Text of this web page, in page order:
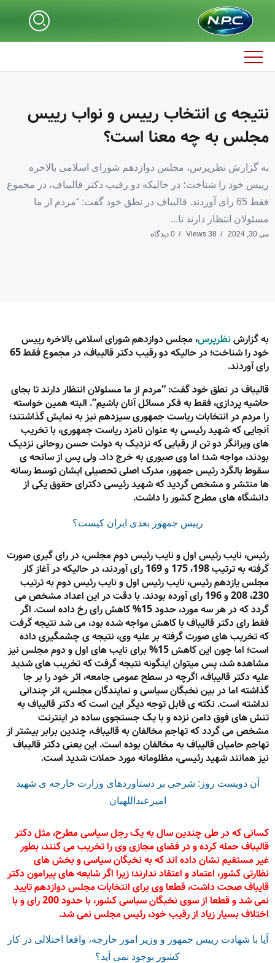
نتیجه ی انتخاب رییس و نواب رییس
مجلس به چه معنا است؟
به گزارش نظرپرس، مجلس دوازدهم شورای اسلامی بالاخره
رییس خود را شناخت؛ در حالیکه دو رقیب دکتر قالیباف، در مجموع
فقط 65 رای آوردند. قالیباف در نطق خود گفت: “مردم از ما
مسئولان انتظار دارند تا...
می 30, 2024 38 Views 0 دیدگاه
به گزارشنظرپرس، مجلس دوازدهم شورای اسلامی بالاخره رییس
خود را شناخت؛ در حالیکه دو رقیب دکتر قالیباف، در مجموع فقط 65
رای آوردند.
قالیباف در نطق خود گفت: “مردم از ما مسئولان انتظار دارند تا بجای
حاشیه پردازی، فقط به فکر مسائل آنان باشیم”. البته همین خواسته
را مردم در انتخابات ریاست جمهوری سیزدهم نیز به نمایش گذاشتند؛
آنجایی که شهید رئیسی به عنوان نامزد ریاست جمهوری، با تخریب
های ویرانگر دو تن از رقبایی که نزدیک به دولت حسن روحانی نزدیک
بودند، مواجه شد؛ اما وی صبوری به خرج داد. ولی پس از سانحه ی
سقوط بالگرد رئیس جمهور، مدرک اصلی تحصیلی ایشان توسط رسانه
ها منتشر و مشخص گردید که شهید رئیسی دکترای حقوق یکی از
دانشگاه های مطرح کشور را داشت.
رییس جمهور بعدی ایران کیست؟
رئیس، نایب رئیس اول و نایب رئیس دوم مجلس، در رای گیری صورت
گرفته به ترتیب 198، 175 و 169 رای آوردند، در حالیکه در آغاز کار
مجلس یازدهم رئیس، نایب رئیس اول و نایب رئیس دوم به ترتیب
230، 208 و 196 رای آورده بودند. با دقت در این اعداد مشخص می
گردد که در هر سه مورد، حدود 15% کاهش رای رخ داده است. اگر
فقط رای دکتر قالیباف با کاهش مواجه شده بود، می شد نتیجه گرفت
که تخریب های صورت گرفته بر علیه وی، نتیجه ی چشمگیری داده
است؛ اما چون این کاهش 15% برای نایب های اول و دوم مجلس نیز
مشاهده شد، پس میتوان اینگونه نتیجه گرفت که تخریب های شدید
علیه دکتر قالیباف، اگرچه در سطح عمومی جامعه، اثر خود را بر جا
گذاشته اما در بین نخبگان سیاسی و نمایندگان مجلس، اثر چندانی
نداشته است. نکته ی قابل توجه دیگر این است که دکتر قالیباف به
تنش های فوق دامن نزده و با یک جستجوی ساده در اینترنت
مشخص می گردد که تهاجم مخالفان به قالیباف، چندین برابر بیشتر از
تهاجم حامیان قالیباف به مخالفان بوده است. این یعنی دکتر قالیباف
نیز همانند شهید رئیسی، مظلومانه مورد حملات شدید است.
آن دویست روز: شرحی بر دستاوردهای وزارت خارجه ی شهید
امیرعبداللهیان
کسانی که در طی چندین سال به یک رجل سیاسی مطرح، مثل دکتر
قالیباف حمله کرده و در فضای مجازی وی را تخریب می کنند، بطور
غیر مستقیم نشان داده اند که به نخبگان سیاسی و بخش های
نظارتی کشور، اعتماد و اعتقاد ندارند؛ زیرا اگر شایعه های پیرامون دکتر
قایباف صحت داشت، قطعا وی برای انتخابات مجلس دوازدهم تایید
نمی شد و قطعا از سوی نخبگان سیاسی کشور، با حدود 200 رای و با
اختلاف بسیار زیاد از رقیب خود، رئیس مجلس نمی شد.
آیا با شهادت رییس جمهور و وزیر امور خارجه، واقعا اختلالی در کار
کشور بوجود نمی آید؟